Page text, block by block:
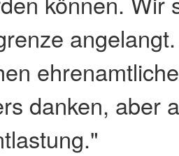
danken, aber